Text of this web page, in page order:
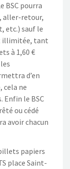
BSC pourra
aller-retour,
etc.) sauf le
illimitée, tant
à 1,60 €
d’en
cela ne
Enfin le BSC
ou cédé
avoir chacun
papiers
place Saint-